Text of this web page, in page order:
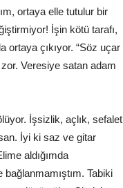
ortaya elle tutulur bir
İşin kötü tarafı,
ortaya çıkıyor. “Söz uçar
Veresiye satan adam
İşsizlik, açlık, sefalet
İyi ki saz ve gitar
aldığımda
Tabiki